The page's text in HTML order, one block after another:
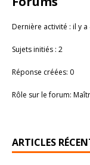
Dernière activité : il y
Sujets initiés : 2
Réponse créées: 0
Rôle sur le forum:
ARTICLES